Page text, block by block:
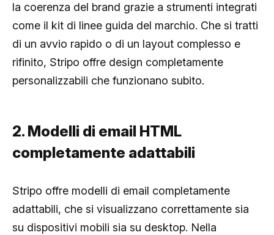
la coerenza del brand grazie a strumenti integrati
come il kit di linee guida del marchio. Che si tratti
di un avvio rapido o di un layout complesso e
rifinito, Stripo offre design completamente
personalizzabili che funzionano subito.
2. Modelli di email HTML
completamente adattabili
Stripo offre modelli di email completamente
adattabili, che si visualizzano correttamente sia
su dispositivi mobili sia su desktop. Nella